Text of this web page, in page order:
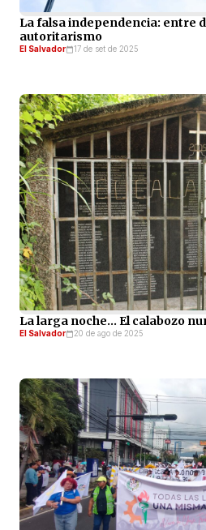
La falsa independencia: entre
autoritarismo
El Salvador 17 de set de 2025
La larga noche… El calabozo
El Salvador 20 de ago de 2025